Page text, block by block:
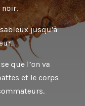
noir.
jusqu’à
que l’on va
et le corps